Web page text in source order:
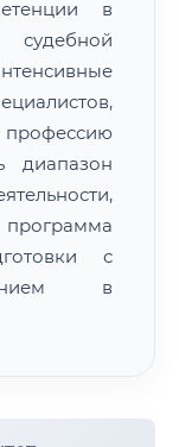
в
профессию
диапазон
программа
с
в